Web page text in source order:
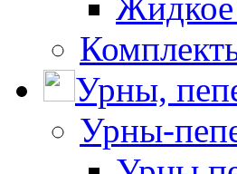
Урны,
Урны-